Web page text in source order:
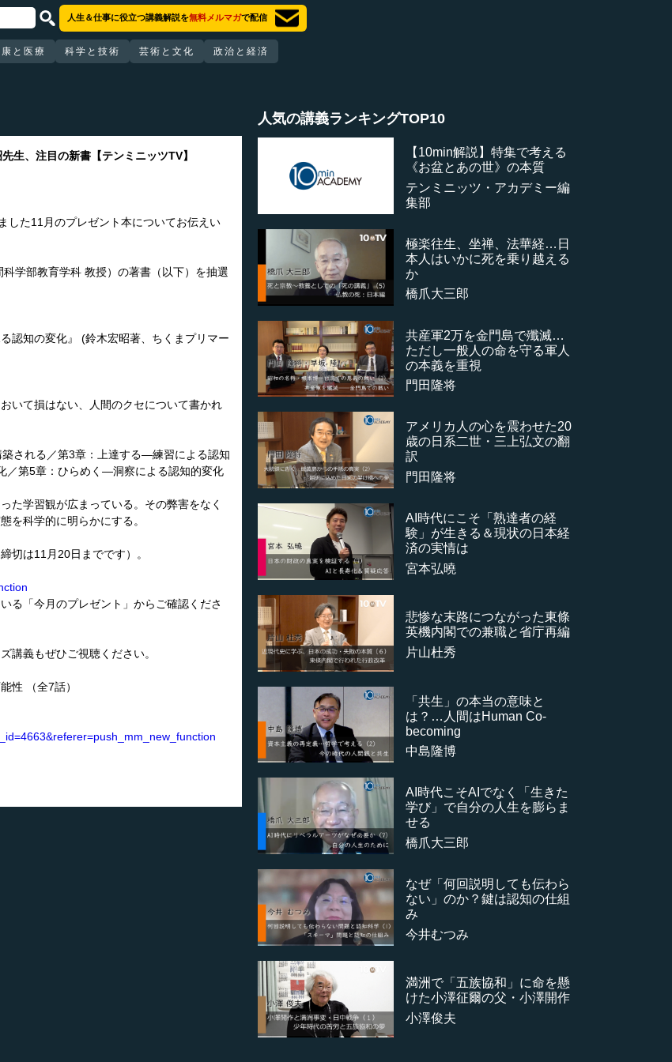
人生＆仕事に役立つ講義解説を無料メルマガで配信
と医療 科学と技術 芸術と文化 政治と経済
生、注目の新書【テンミニッツTV】
した11月のプレゼント本についてお伝えい
学部教育学科 教授）の著書（以下）を抽選
認知の変化』 (鈴木宏昭著、ちくまプリマー
いて損はない、人間のクセについて書かれ
築される／第3章：上達する―練習による認知
／第5章：ひらめく―洞察による認知的変化
た学習観が広まっている。その弊害をなく
を科学的に明らかにする。
切は11月20日までです）。
る「今月のプレゼント」からご確認くださ
講義もぜひご視聴ください。
性 （全7話）
人気の講義ランキングTOP10
【10min解説】特集で考える
《お盆とあの世》の本質
テンミニッツ・アカデミー編
集部
極楽往生、坐禅、法華経…日
本人はいかに死を乗り越える
か
橋爪大三郎
共産軍2万を金門島で殲滅…
ただし一般人の命を守る軍人
の本義を重視
門田隆将
アメリカ人の心を震わせた20
歳の日系二世・三上弘文の翻
訳
門田隆将
AI時代にこそ「熟達者の経
験」が生きる＆現状の日本経
済の実情は
宮本弘曉
悲惨な末路につながった東條
英機内閣での兼職と省庁再編
片山杜秀
「共生」の本当の意味と
は？…人間はHuman Co-
becoming
中島隆博
AI時代こそAIでなく「生きた
学び」で自分の人生を膨らま
せる
橋爪大三郎
なぜ「何回説明しても伝わら
ない」のか？鍵は認知の仕組
み
今井むつみ
満洲で「五族協和」に命を懸
けた小澤征爾の父・小澤開作
小澤俊夫